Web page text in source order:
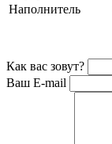
Наполнитель
Как вас зовут?
Ваш E-mail